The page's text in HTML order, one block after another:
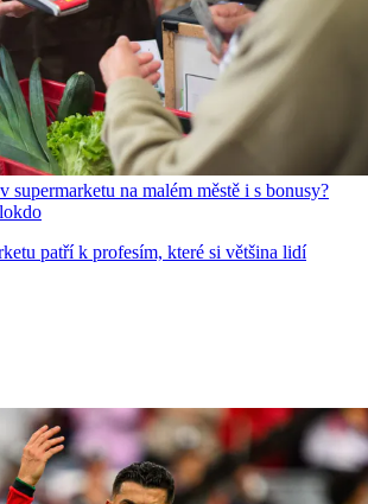
na malém městě i s bonusy?
patří k profesím, které si většina lidí